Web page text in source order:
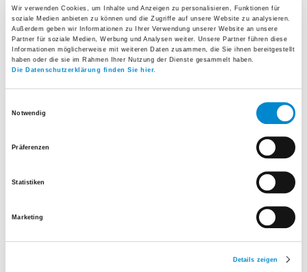
Wir verwenden Cookies, um Inhalte und Anzeigen zu personalisieren, Funktionen für
soziale Medien anbieten zu können und die Zugriffe auf unsere Website zu analysieren.
Außerdem geben wir Informationen zu Ihrer Verwendung unserer Website an unsere
Partner für soziale Medien, Werbung und Analysen weiter. Unsere Partner führen diese
Informationen möglicherweise mit weiteren Daten zusammen, die Sie ihnen bereitgestellt
haben oder die sie im Rahmen Ihrer Nutzung der Dienste gesammelt haben.
Die Datenschutzerklärung finden Sie hier.
Notwendig
Präferenzen
Statistiken
Marketing
Details zeigen
Verwaltungsratspräsidentin
E-Mail senden